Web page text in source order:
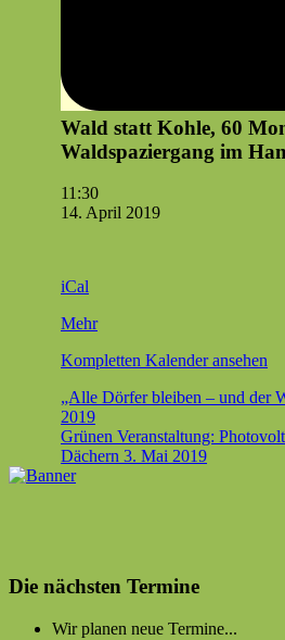
Wald statt Kohle, 60
Waldspaziergang im
Wald
statt
Waldspazier­
im
bach­
er Wald,
11:30
14. April 2019
iCal
Mehrüber
Kom­plet­ten Kalen­der ansehen
Beitragsnavigation
„Alle Dörfer bleiben – und der
2019
Grünen Veranstaltung:
Dächern 3. Mai 2019
Die nächsten Termine
Wir planen neue Termine...